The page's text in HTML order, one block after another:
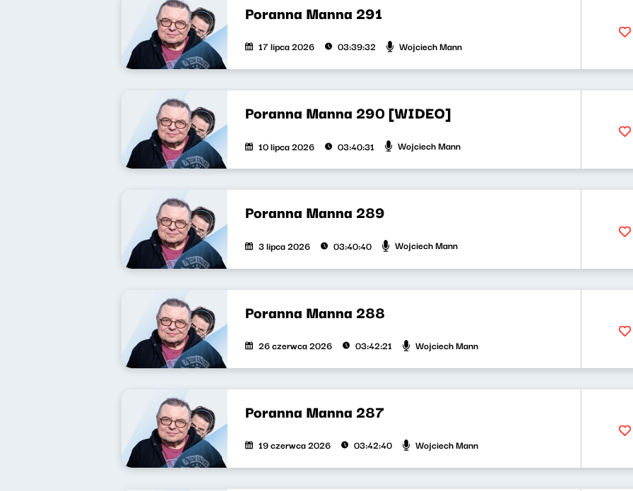
Poranna Manna 291
17 lipca 2026 03:39:32 Wojciech Mann
Poranna Manna 290 [WIDEO]
10 lipca 2026 03:40:31 Wojciech Mann
Poranna Manna 289
3 lipca 2026 03:40:40 Wojciech Mann
Poranna Manna 288
26 czerwca 2026 03:42:21 Wojciech Mann
Poranna Manna 287
19 czerwca 2026 03:42:40 Wojciech Mann